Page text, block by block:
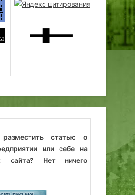
статью о
или себе на
сайта? Нет ничего